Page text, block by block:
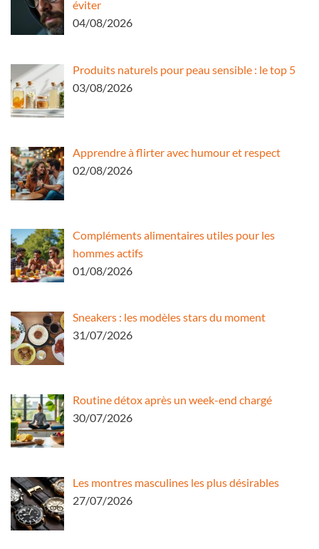
éviter
04/08/2026
Produits naturels pour peau sensible : le top 5
03/08/2026
Apprendre à flirter avec humour et respect
02/08/2026
Compléments alimentaires utiles pour les
hommes actifs
01/08/2026
Sneakers : les modèles stars du moment
31/07/2026
Routine détox après un week-end chargé
30/07/2026
Les montres masculines les plus désirables
27/07/2026